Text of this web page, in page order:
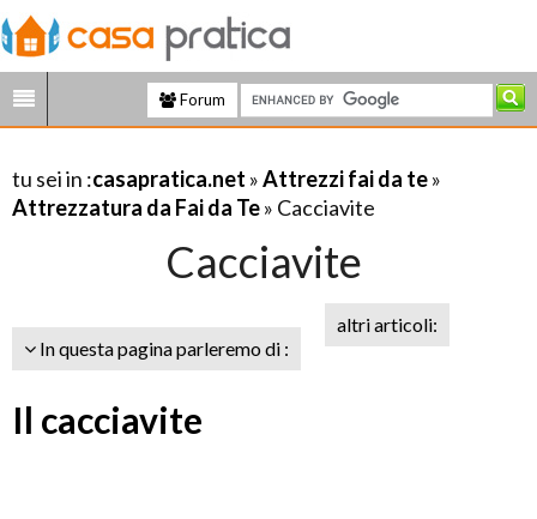
Forum
tu sei in :casapratica.net »Attrezzi fai da te»
Attrezzatura da Fai da Te» Cacciavite
Cacciavite
In questa pagina parleremo di :
altri articoli:
Il cacciavite